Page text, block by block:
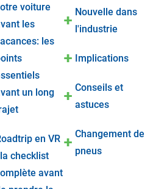
voiture
les
les
un long
en VR
checklist
avant
Nouvelle dans
l'industrie
Implications
Conseils et
astuces
Changement de
pneus